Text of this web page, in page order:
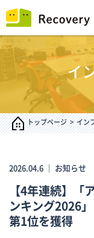
トップページ
会社情報
サービス・事業
インフォメーション
採用情報
イ
トップページ イン
2026.04.6 ｜ お知らせ
【4年連続】「
ンキング2026
第1位を獲得